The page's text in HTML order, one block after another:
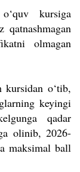
kursiga
qatnashmagan
olmagan
kursidan o‘tib,
keyingi
qadar
olinib, 2026-
maksimal ball